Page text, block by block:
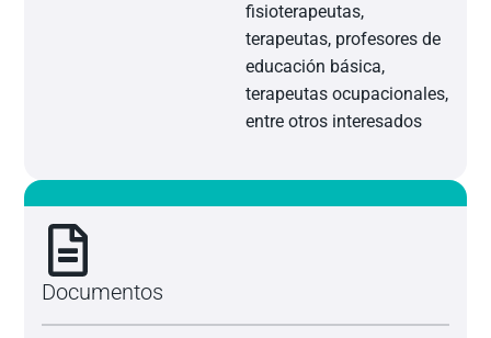
fisioterapeutas,
terapeutas, profesores de
educación básica,
terapeutas ocupacionales,
entre otros interesados
Documentos